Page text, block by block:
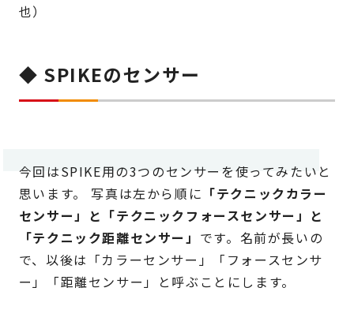
也）
◆ SPIKEのセンサー
今回はSPIKE用の3つのセンサーを使ってみたいと
思います。 写真は左から順に 「テクニックカラー
センサー」と「テクニックフォースセンサー」と
「テクニック距離センサー」 です。名前が長いの
で、以後は「カラーセンサー」「フォースセンサ
ー」「距離センサー」と呼ぶことにします。